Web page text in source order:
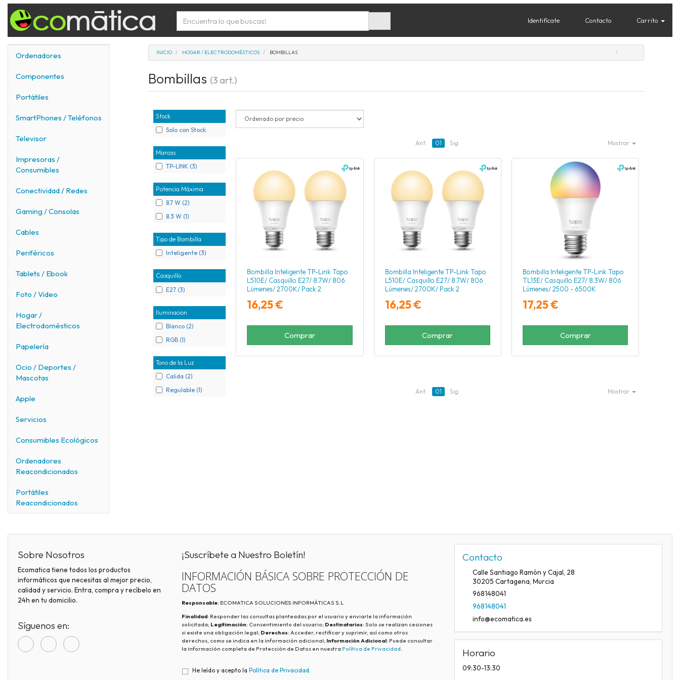
Identifícate Contacto Carrito
Ordenadores
Componentes
Portátiles
SmartPhones / Teléfonos
Televisor
Impresoras /
Consumibles
Conectividad / Redes
Gaming / Consolas
Cables
Periféricos
Tablets / Ebook
Foto / Video
Hogar /
Electrodomésticos
Papelería
Ocio / Deportes /
Mascotas
Apple
Servicios
Consumibles Ecológicos
Ordenadores
Reacondicionados
Portátiles
Reacondicionados
INICIO HOGAR / ELECTRODOMÉSTICOS BOMBILLAS
Bombillas (3 art.)
Stock
Solo con Stock
Marcas
TP-LINK (3)
Potencia Máxima
8.7 W (2)
8.3 W (1)
Tipo de Bombilla
Inteligente (3)
Casquillo
E27 (3)
Iluminacion
Blanco (2)
RGB (1)
Tono de la Luz
Calida (2)
Regulable (1)
Ant. 01 Sig. Mostrar
Bombilla Inteligente TP-Link Tapo
L510E/ Casquillo E27/ 8.7W/ 806
Lúmenes/ 2700K/ Pack 2
16,25 €
Comprar
Bombilla Inteligente TP-Link Tapo
L510E/ Casquillo E27/ 8.7W/ 806
Lúmenes/ 2700K/ Pack 2
16,25 €
Comprar
Bombilla Inteligente TP-Link Tapo
TL13E/ Casquillo E27/ 8.3W/ 806
Lúmenes/ 2500 - 6500K
17,25 €
Comprar
Ant. 01 Sig. Mostrar
Sobre Nosotros
Ecomatica tiene todos los productos
informáticos que necesitas al mejor precio,
calidad y servicio. Entra, compra y recíbelo en
24h en tu domicilio.
Síguenos en:
¡Suscríbete a Nuestro Boletín!
INFORMACIÓN BÁSICA SOBRE PROTECCIÓN DE
DATOS
Responsable: ECOMATICA SOLUCIONES INFORMÁTICAS S.L
Finalidad: Responder las consultas planteadas por el usuario y enviarle la información
solicitada; Legitimación: Consentimiento del usuario; Destinatarios: Solo se realizan cesiones
si existe una obligación legal; Derechos: Acceder, rectificar y suprimir, así como otros
derechos, como se indica en la información adicional; Información Adicional: Puede consultar
la información completa de Protección de Datos en nuestra Política de Privacidad
He leído y acepto la Política de Privacidad.
Contacto
Calle Santiago Ramón y Cajal, 28
30205 Cartagena, Murcia
968148041
968148041
info@ecomatica.es
Horario
09:30-13:30